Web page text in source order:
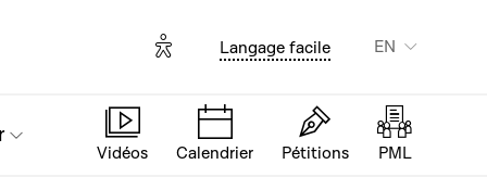
Options d'accessibilité
Langage facile EN
Vidéos Calendrier Pétitions PML